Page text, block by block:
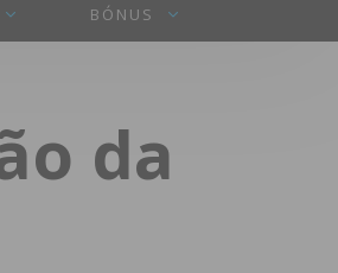
INICIAR SESSÃO
BÓNUS
da